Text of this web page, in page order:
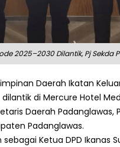
2025–2030 Dilantik, Pj
Daerah Ikatan
di Mercure Hotel
Daerah
Padanglawas.
Ketua DPD Ikanas